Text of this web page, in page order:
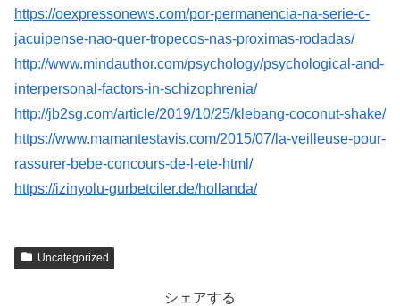
https://oexpressonews.com/por-permanencia-na-serie-c-
jacuipense-nao-quer-tropecos-nas-proximas-rodadas/
http://www.mindauthor.com/psychology/psychological-and-
interpersonal-factors-in-schizophrenia/
http://jb2sg.com/article/2019/10/25/klebang-coconut-shake/
https://www.mamantestavis.com/2015/07/la-veilleuse-pour-
rassurer-bebe-concours-de-l-ete-html/
https://izinyolu-gurbetciler.de/hollanda/
Uncategorized
シェアする